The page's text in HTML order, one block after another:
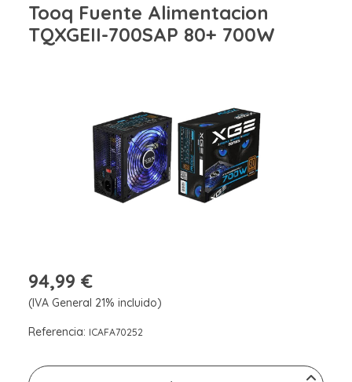
Tooq Fuente Alimentacion
TQXGEII-700SAP 80+ 700W
94,99 €
(IVA General 21% incluido)
Referencia: ICAFA70252